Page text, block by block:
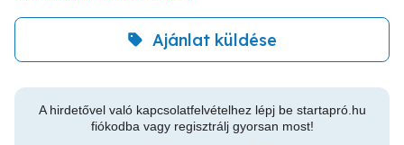
Ajánlat küldése
A hirdetővel való kapcsolatfelvételhez lépj be startapró.hu
fiókodba vagy regisztrálj gyorsan most!